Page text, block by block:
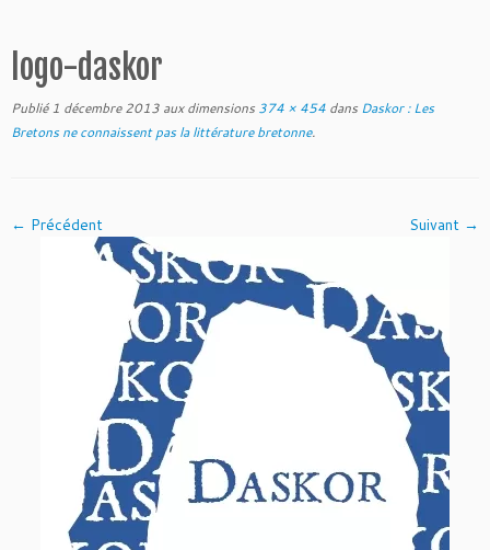
logo-daskor
Publié 1 décembre 2013 aux dimensions 374 × 454 dans Daskor : Les
Bretons ne connaissent pas la littérature bretonne.
← Précédent Suivant →